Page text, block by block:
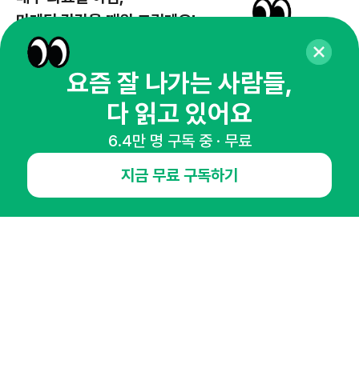
마케팅 감각을 깨워 드릴게요!
65,043명의 마케터를 성장시키는 뉴스레터
뉴스레터 구독하기
NHN AD
오픈애즈란 공지사항 제휴문의
인사이터 신청
뉴스레터
광고안내
요즘 잘 나가는 사람들,
다 읽고 있어요
6.4만 명 구독 중 · 무료
지금 무료 구독하기